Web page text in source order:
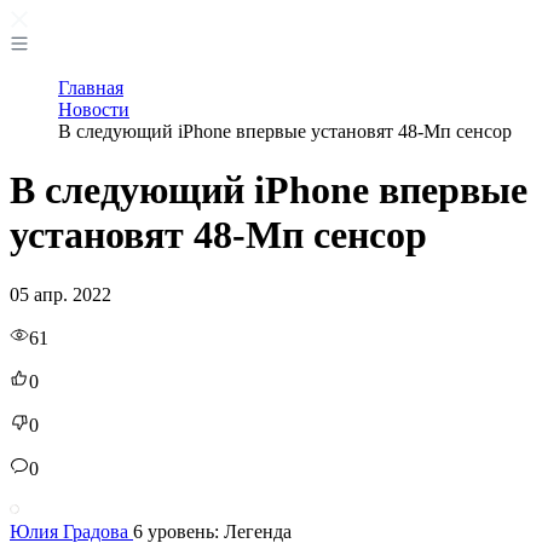
Главная
Новости
В следующий iPhone впервые установят 48-Мп сенсор
В следующий iPhone впервые
установят 48-Мп сенсор
05 апр. 2022
61
0
0
0
Юлия Градова 6 уровень: Легенда